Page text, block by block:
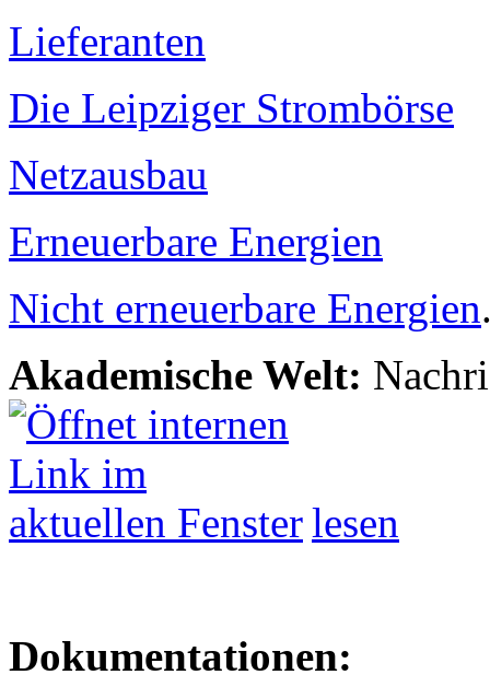
Lieferanten
Die Leipziger Strombörse
Netzausbau
Erneuerbare Energien
Nicht erneuerbare Energien
Akademische Welt:
lesen
Dokumentationen: